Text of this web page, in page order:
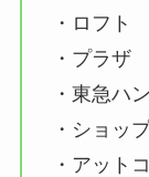
・ロフト
・プラザ
・東急ハ
・ショッ
・アット